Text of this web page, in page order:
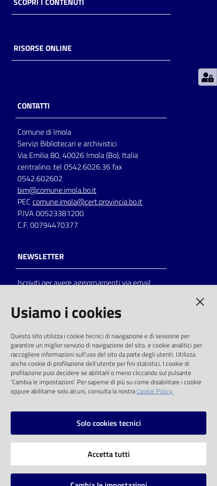
Archivio
Decentrate
lettura
Seguici
su
Catalogo
Eventi
Chiedi al
bibliotecario
Avvisi
RISORSE ONLINE
CONTATTI
Comune di Imola
Servizi Bibliotecari e archivistici
Via Emilia 80, 40026 Imola (Bo), Italia
centralino: tel 0542.6026.36 fax
0542.602602
bim@comune.imola.bo.it
PEC comune.imola@cert.provincia.bo.it
P.IVA 00523381200
C.F. 00794470377
NEWSLETTER
Iscriviti per avere aggiornamenti via email
solo alle condizioni previste dalla direttiva
comunitaria 2003/98/CE e dal d.lgs. 36/2006
SOCIAL
Instagram
Vai alla pagina
Usiamo i cookies
Questo sito utilizza i cookie tecnici di navigazione e di sessione per
garantire un miglior servizio di navigazione del sito, e cookie analitici per
raccogliere informazioni sull'uso del sito da parte degli utenti. Utilizza
anche cookie di profilazione dell'utente per fini statistici. I cookie di
profilazione puoi decidere se abilitarli o meno cliccando sul pulsante
'Cambia le impostazioni'. Per saperne di più su come disabilitare i cookie
oppure abilitarne solo alcuni, consulta la nostraCookie Policy.
Solo cookies tecnici
Accetta tutti